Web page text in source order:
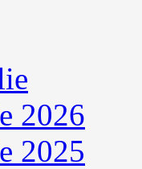
2026
2025